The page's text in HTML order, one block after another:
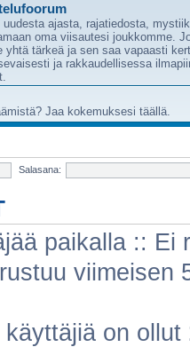
ajasta, rajatiedosta,
oma viisautesi joukkomme.
yhtä tärkeä ja sen saa vapaasti
ja rakkaudellisessa
Jaa kokemuksesi täällä.
Salasana:
paikalla :: Ei
viimeisen
on ollut